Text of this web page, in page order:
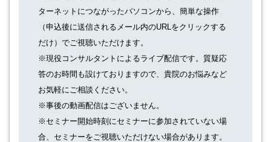
ターネットにつながったパソコンから、簡単な操作
（申込後に送信されるメール内のURLをクリックする
だけ）でご視聴いただけます。
※現役コンサルタントによるライブ配信です。質疑応
答のお時間も設けておりますので、貴院のお悩みなど
お気軽にご相談ください。
※事後の動画配信はございません。
※セミナー開始時刻にセミナーに参加されていない場
合、セミナーをご視聴いただけない場合があります。